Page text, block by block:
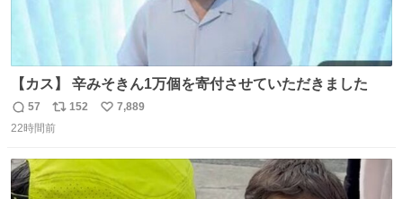
【カス】 辛みそきん1万個を寄付させていただきました
返
信
57
リ
ポ
ト
数
152
い
数
7,889
22時間前